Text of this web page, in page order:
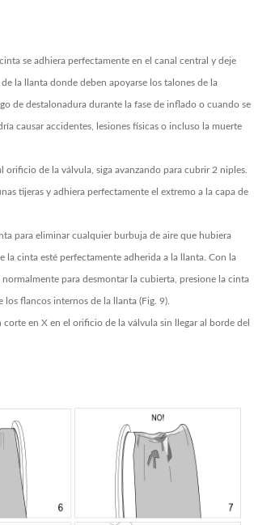
se adhiera perfectamente en el canal central y deje
la llanta donde deben apoyarse los talones de la
de destalonadura durante la fase de inflado o cuando se
causar accidentes, lesiones físicas o incluso la muerte
orificio de la válvula, siga avanzando para cubrir 2 niples.
tijeras y adhiera perfectamente el extremo a la capa de
para eliminar cualquier burbuja de aire que hubiera
la cinta esté perfectamente adherida a la llanta. Con la
normalmente para desmontar la cubierta, presione la cinta
flancos internos de la llanta (Fig. 9).
en X en el orificio de la válvula sin llegar al borde del